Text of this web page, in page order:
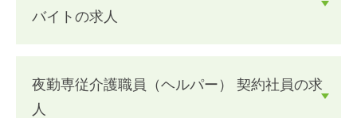
バイトの求人
夜勤専従介護職員（ヘルパー） 契約社員の求
人